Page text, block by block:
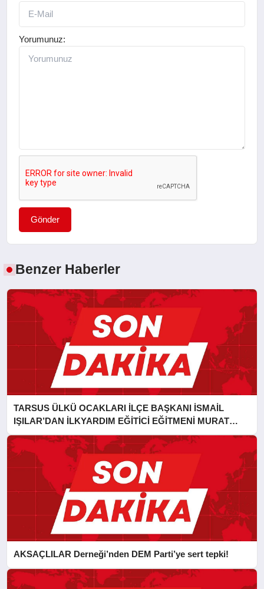
Yorumunuz:
Gönder
Benzer Haberler
TARSUS ÜLKÜ OCAKLARI İLÇE BAŞKANI İSMAİL
IŞILAR’DAN İLKYARDIM EĞİTİCİ EĞİTMENİ MURAT
CAN FİDAN’A ZİYARET
AKSAÇLILAR Derneği’nden DEM Parti’ye sert tepki!